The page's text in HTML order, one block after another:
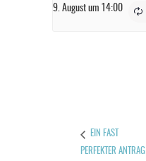
9. August um 14:00
EIN FAST
PERFEKTER ANTRAG